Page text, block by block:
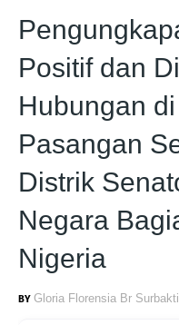
Positif dan
Hubungan
Pasangan
Distrik
Negara
Nigeria
Gloria Florensia Br Surbakti